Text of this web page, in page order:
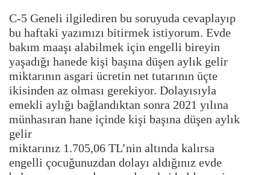
C-5 Geneli ilgilediren bu soruyuda cevaplayıp
bu haftaki yazımızı bitirmek istiyorum. Evde
bakım maaşı alabilmek için engelli bireyin
yaşadığı hanede kişi başına düşen aylık gelir
miktarının asgari ücretin net tutarının üçte
ikisinden az olması gerekiyor. Dolayısıyla
emekli aylığı bağlandıktan sonra 2021 yılına
münhasıran hane içinde kişi başına düşen aylık
gelir
miktarınız 1.705,06 TL’nin altında kalırsa
engelli çocuğunuzdan dolayı aldığınız evde